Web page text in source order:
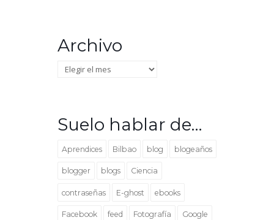
Archivo
Archivo
Suelo hablar de…
Aprendices Bilbao blog blogeaños
blogger blogs Ciencia
contraseñas E-ghost ebooks
Facebook feed Fotografía Google